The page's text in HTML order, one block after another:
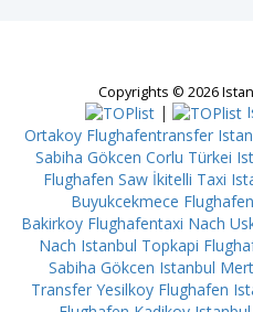
Copyrights © 2026
|
Ortakoy Flughafentransfer
Sabiha Gökcen Corlu Türkei
Flughafen Saw İkitelli Taxi
Buyukcekmece
Bakirkoy Flughafentaxi Nach
Nach Istanbul Topkapi
Sabiha Gökcen Istanbul
Transfer Yesilkoy Flughafen